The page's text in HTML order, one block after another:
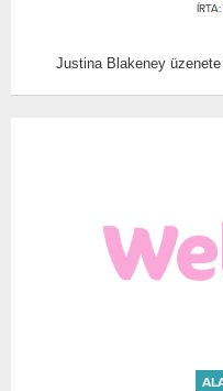
ÍRTA:
Justina Blakeney